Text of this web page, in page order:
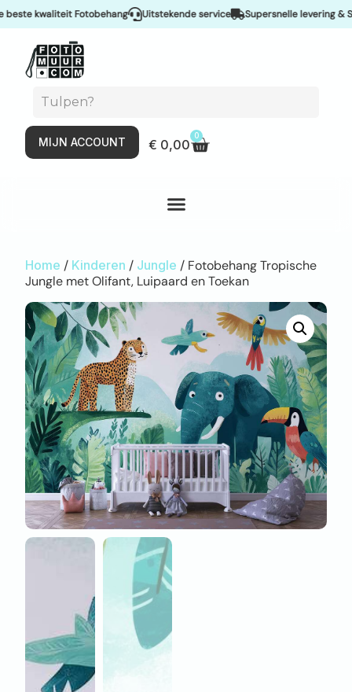
kwaliteit Fotobehang Uitstekende service Supersnelle levering &
MIJN ACCOUNT € 0,00
0
Home / Kinderen / Jungle / Fotobehang Tropische
Jungle met Olifant, Luipaard en Toekan